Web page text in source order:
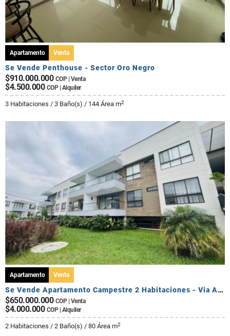
Apartamento Venta
Se Vende Penthouse - Sector Oro Negro
$910.000.000 COP | Venta
$4.500.000 COP | Alquiler
3 Habitaciones / 3 Baño(s) / 144 Área m2
Apartamento Venta
Se Vende Apartamento Campestre 2 Habitaciones - Via Al Caimo
$650.000.000 COP | Venta
$4.000.000 COP | Alquiler
2 Habitaciones / 2 Baño(s) / 80 Área m2